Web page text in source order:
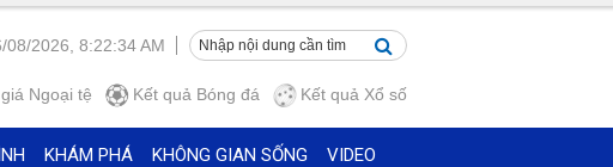
2026, 8:22:35 AM
Kết quả Xổ số
Kết quả Bóng đá
Ngoại tệ
KHÁM PHÁ KHÔNG GIAN SỐNG VIDEO